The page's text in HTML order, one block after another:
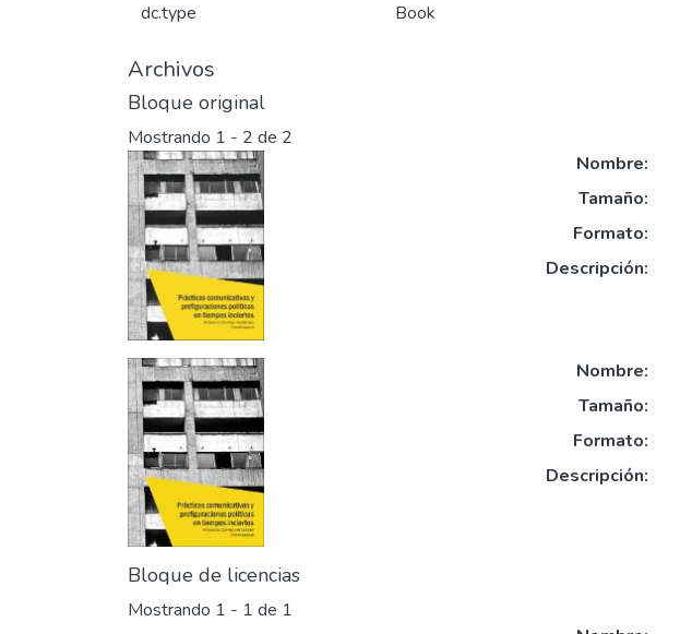
dc.type Book
Archivos
Bloque original
Mostrando 1 - 2 de 2
Nombre:
Tamaño:
Formato:
Descripción:
Nombre:
Tamaño:
Formato:
Descripción:
Bloque de licencias
Mostrando 1 - 1 de 1